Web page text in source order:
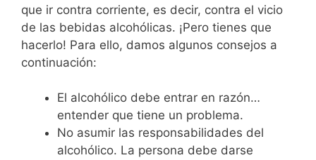
que ir contra corriente, es decir, contra el vicio
de las bebidas alcohólicas. ¡Pero tienes que
hacerlo! Para ello, damos algunos consejos a
continuación:
El alcohólico debe entrar en razón…
entender que tiene un problema.
No asumir las responsabilidades del
alcohólico. La persona debe darse